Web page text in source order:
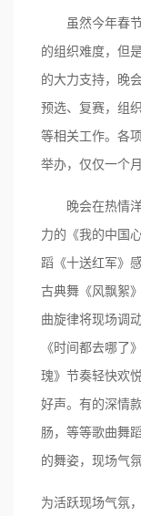
虽然今年春
的组织难度，但
的大力支持，晚
预选、复赛，组
等相关工作。各
举办，仅仅一个
晚会在热情
力的《我的中国
蹈《十送红军》
古典舞《风飘絮
曲旋律将现场调
《时间都去哪了
瑰》节奏轻快欢
好声。有的深情
肠，等等歌曲舞
的舞姿，现场气
为活跃现场气氛